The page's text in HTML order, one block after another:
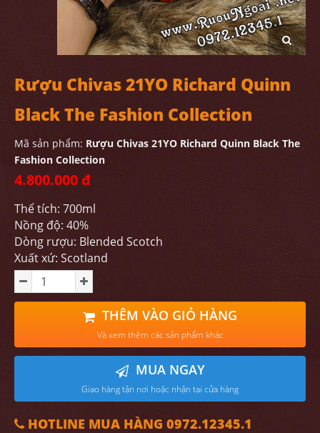
Rượu Chivas 21YO Richard Quinn
Black The Fashion Collection
Mã sản phẩm: Rượu Chivas 21YO Richard Quinn Black The
Fashion Collection
4.800.000 đ
Thể tích: 700ml
Nồng độ: 40%
Dòng rượu: Blended Scotch
Xuất xứ: Scotland
THÊM VÀO GIỎ HÀNG
Và xem thêm các sản phẩm khác
MUA NGAY
Giao hàng tận nơi hoặc nhận tại cửa hàng
HOTLINE MUA HÀNG 0972.12345.1